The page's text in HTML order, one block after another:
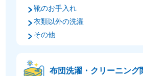
靴のお手入れ
衣類以外の洗濯
その他
布団洗濯・クリーニング